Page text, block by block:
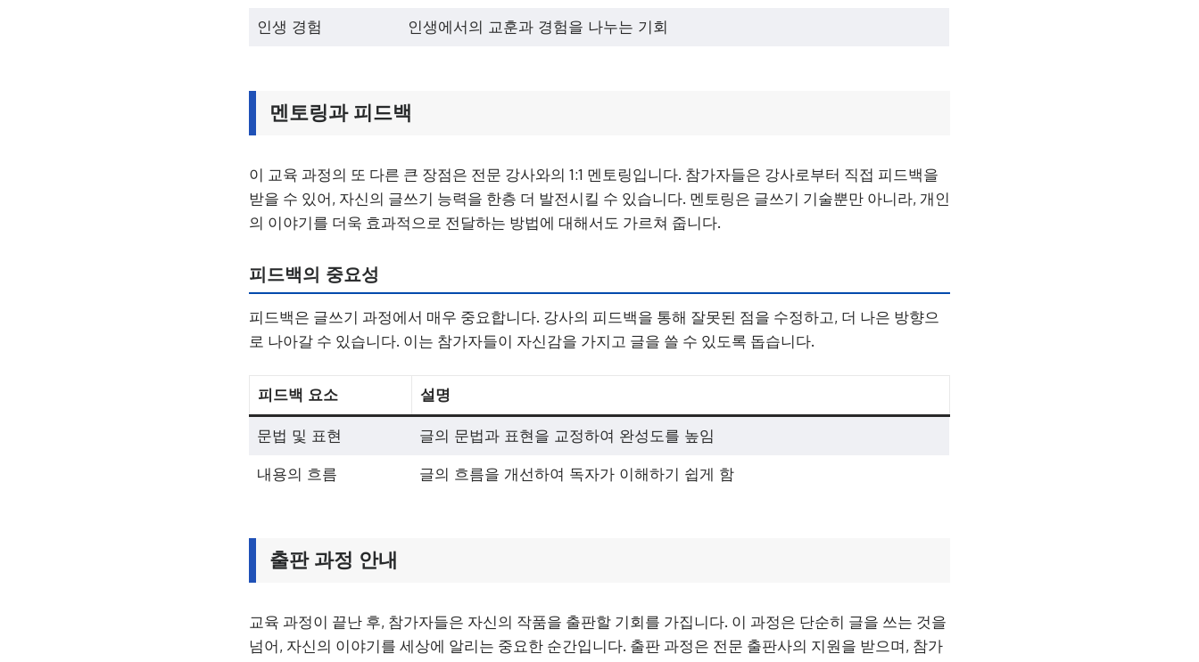
인생 경험 인생에서의 교훈과 경험을 나누는 기회
멘토링과 피드백
이 교육 과정의 또 다른 큰 장점은 전문 강사와의 1:1 멘토링입니다. 참가자들은 강사로부터 직접 피드백을
받을 수 있어, 자신의 글쓰기 능력을 한층 더 발전시킬 수 있습니다. 멘토링은 글쓰기 기술뿐만 아니라, 개인
의 이야기를 더욱 효과적으로 전달하는 방법에 대해서도 가르쳐 줍니다.
피드백의 중요성
피드백은 글쓰기 과정에서 매우 중요합니다. 강사의 피드백을 통해 잘못된 점을 수정하고, 더 나은 방향으
로 나아갈 수 있습니다. 이는 참가자들이 자신감을 가지고 글을 쓸 수 있도록 돕습니다.
피드백 요소 설명
문법 및 표현 글의 문법과 표현을 교정하여 완성도를 높임
내용의 흐름 글의 흐름을 개선하여 독자가 이해하기 쉽게 함
출판 과정 안내
교육 과정이 끝난 후, 참가자들은 자신의 작품을 출판할 기회를 가집니다. 이 과정은 단순히 글을 쓰는 것을
넘어, 자신의 이야기를 세상에 알리는 중요한 순간입니다. 출판 과정은 전문 출판사의 지원을 받으며, 참가